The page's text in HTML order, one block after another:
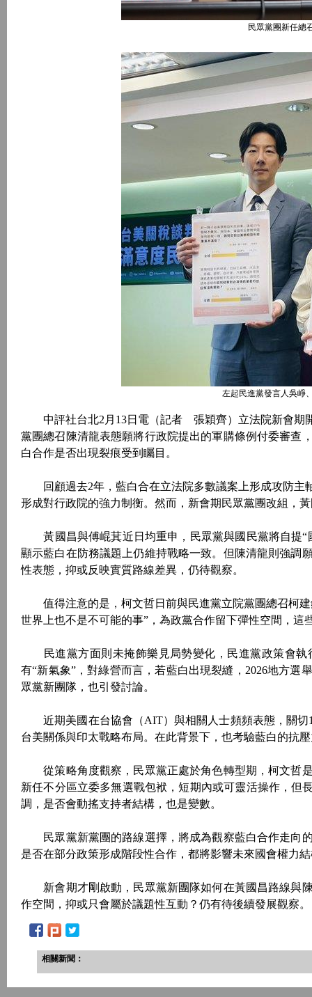
民眾黨團新任總
左起民進黨發言人吳崢
中評社台北2月13日電（記者 張穎齊）立法院新會期
黨團總召陳清龍表態願將行政院提出的軍購條例付委審查
白合作是否出現裂痕受到矚目。
回顧過去2年，藍白合在立法院多數議案上形成攻防主
形成對行政院的強力制衡。然而，新會期民眾黨團改組，
黃國昌與傅崐萁近日均重申，民眾黨與國民黨將自提“
顯示藍白在防務議題上仍維持戰略一致。但陳清龍則強調
性表態，抑或反映實質路線差異，仍待觀察。
值得注意的是，柯文哲日前與民進黨立院黨團總召柯建
世界上也不是不可能的事”，為政黨合作留下彈性空間，
民進黨方面則未掩飾樂見局勢變化，民進黨政策會執
有“新氣象”，對綠營而言，若藍白出現裂縫，2026地方選
眾黨新團隊，也引發討論。
近期美國在台協會（AIT）與相關人士頻頻表態，關切
台美關係與印太戰略布局。在此背景下，也考驗藍白的抗
從策略角度觀察，民眾黨正處於角色轉型期，柯文哲
新任不分區立委多無選戰包袱，短期內或可靈活操作，但
調，是否會動搖支持者結構，也是變數。
民眾黨新黨團的路線選擇，將成為觀察藍白合作走向
是否在部分政策形成階段性合作，都將影響未來國會權力
新會期才剛啟動，民眾黨新團隊如何在黃國昌路線與
作空間，抑或只會屬於議題性互動？仍有待後續發展觀察。
相關新聞：